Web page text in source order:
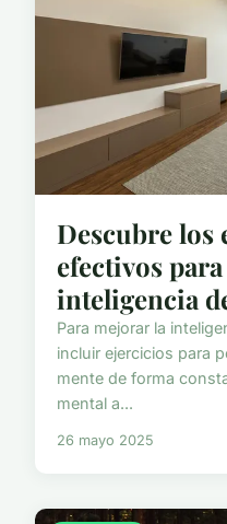
Descubre los
efectivos
inteligencia
Para mejorar la
incluir ejercicios para
mente de forma
mental a...
26 mayo 2025